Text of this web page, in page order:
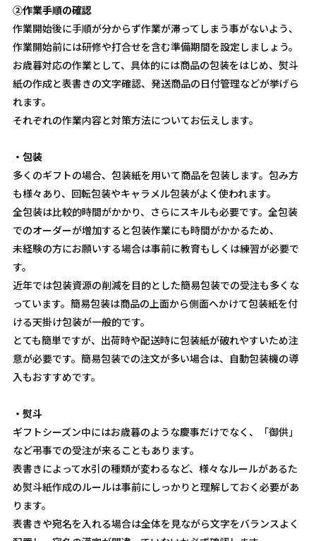
②作業手順の確認
作業開始後に手順が分からず作業が滞ってしまう事がないよう、
作業開始前には研修や打合せを含む準備期間を設定しましょう。
お歳暮対応の作業として、具体的には商品の包装をはじめ、熨斗
紙の作成と表書きの文字確認、発送商品の日付管理などが挙げら
れます。
それぞれの作業内容と対策方法についてお伝えします。
・包装
多くのギフトの場合、包装紙を用いて商品を包装します。包み方
も様々あり、回転包装やキャラメル包装がよく使われます。
全包装は比較的時間がかかり、さらにスキルも必要です。全包装
でのオーダーが増加すると包装作業にも時間がかかるため、
未経験の方にお願いする場合は事前に教育もしくは練習が必要で
す。
近年では包装資源の削減を目的とした簡易包装での受注も多くな
っています。簡易包装は商品の上面から側面へかけて包装紙を付
ける天掛け包装が一般的です。
とても簡単ですが、出荷時や配送時に包装紙が破れやすいため注
意が必要です。簡易包装での注文が多い場合は、自動包装機の導
入もおすすめです。
・熨斗
ギフトシーズン中にはお歳暮のような慶事だけでなく、「御供」
など弔事での受注が来ることもあります。
表書きによって水引の種類が変わるなど、様々なルールがあるた
め熨斗紙作成のルールは事前にしっかりと理解しておく必要があ
ります。
表書きや宛名を入れる場合は全体を見ながら文字をバランスよく